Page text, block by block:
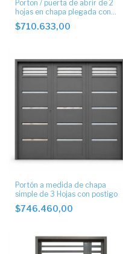
Porton / puerta de abrir de 2
hojas en chapa plegada con
postigo lateral
$710.633,00
Portón a medida de chapa
simple de 3 Hojas con postigo
$746.460,00